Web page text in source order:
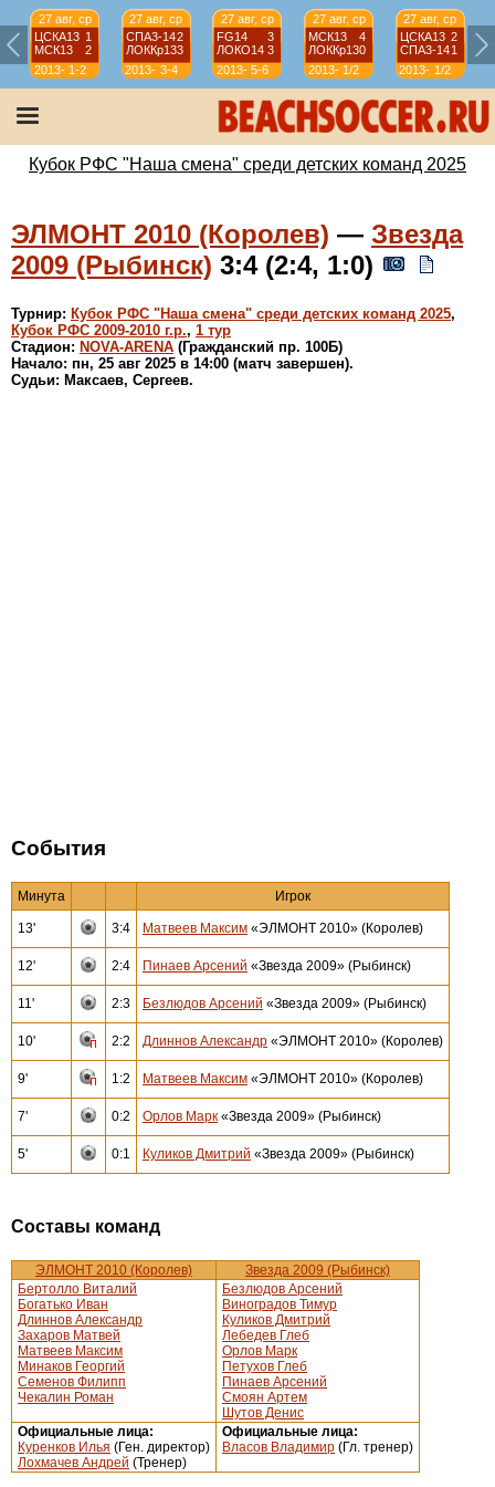
27 авг, ср
ЦСКА13 1
МСК13
2
2013-
2014
1-2
27 авг, ср
СПА3-142
ЛОККр133
2013-
2014
3-4
27 авг, ср
FG14
3
ЛОКО14 3
2013-
2014
5-6
27 авг, ср
МСК13
4
ЛОККр130
2013-
2014
1/2
27 авг, ср
ЦСКА13 2
СПА3-141
2013-
2014
1/2
Кубок РФС "Наша смена" среди детских команд 2025
ЭЛМОНТ 2010 (Королев) — Звезда
2009 (Рыбинск) 3:4 (2:4, 1:0)
Турнир: Кубок РФС "Наша смена" среди детских команд 2025,
Кубок РФС 2009-2010 г.р., 1 тур
Стадион: NOVA-ARENA (Гражданский пр. 100Б)
Начало: пн, 25 авг 2025 в 14:00 (матч завершен).
Судьи: Максаев, Сергеев.
События
Минута Игрок
13' 3:4 Матвеев Максим «ЭЛМОНТ 2010» (Королев)
12' 2:4 Пинаев Арсений «Звезда 2009» (Рыбинск)
11' 2:3 Безлюдов Арсений «Звезда 2009» (Рыбинск)
10' 2:2 Длиннов Александр «ЭЛМОНТ 2010» (Королев)
9' 1:2 Матвеев Максим «ЭЛМОНТ 2010» (Королев)
7' 0:2 Орлов Марк «Звезда 2009» (Рыбинск)
5' 0:1 Куликов Дмитрий «Звезда 2009» (Рыбинск)
Составы команд
ЭЛМОНТ 2010 (Королев)
Звезда 2009 (Рыбинск)
Бертолло Виталий
Богатько Иван
Длиннов Александр
Захаров Матвей
Матвеев Максим
Минаков Георгий
Семенов Филипп
Чекалин Роман
Безлюдов Арсений
Виноградов Тимур
Куликов Дмитрий
Лебедев Глеб
Орлов Марк
Петухов Глеб
Пинаев Арсений
Смоян Артем
Шутов Денис
Официальные лица:
Куренков Илья (Ген. директор)
Лохмачев Андрей (Тренер)
Официальные лица:
Власов Владимир (Гл. тренер)